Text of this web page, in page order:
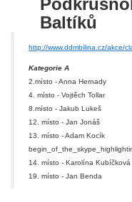
Baltíků
http://www.ddmbilina.cz/akce/
Kategorie A
2.místo - Anna Hernady
4. místo - Vojtěch Tollar
8.místo - Jakub Lukeš
12. místo - Jan Jonáš
13. místo - Adam Kocík
14. místo - Karolína Kubíčková
19. místo - Jan Benda